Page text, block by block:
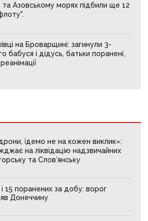
Азовському морях підбили ще 12
на Броварщині: загинули 3-
бабуся і дідусь, батьки поранені,
дрони, їдемо не на кожен виклик»:
на ліквідацію надзвичайних
та Слов’янську
15 поранених за добу: ворог
Донеччину